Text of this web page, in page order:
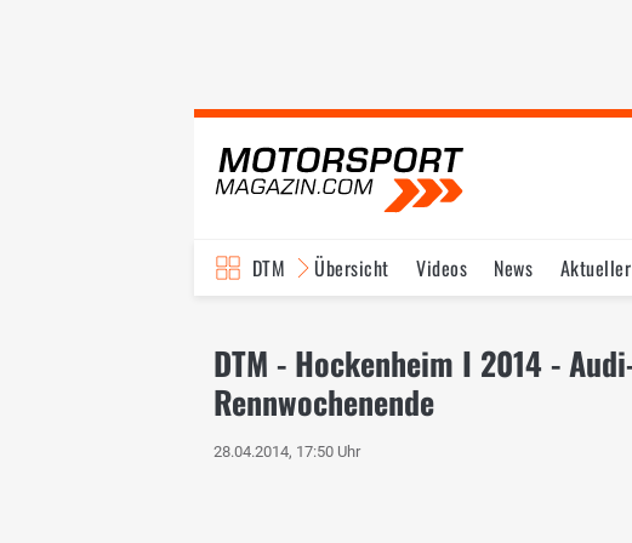
DTM Übersicht Videos News
DTM - Hockenheim I 2014 -
Rennwochenende
28.04.2014, 17:50 Uhr